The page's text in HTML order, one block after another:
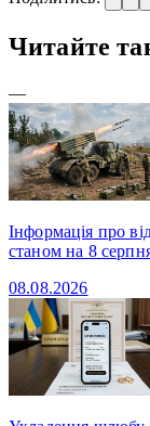
Читайте
—
Інформація про
станом на 8
08.08.2026